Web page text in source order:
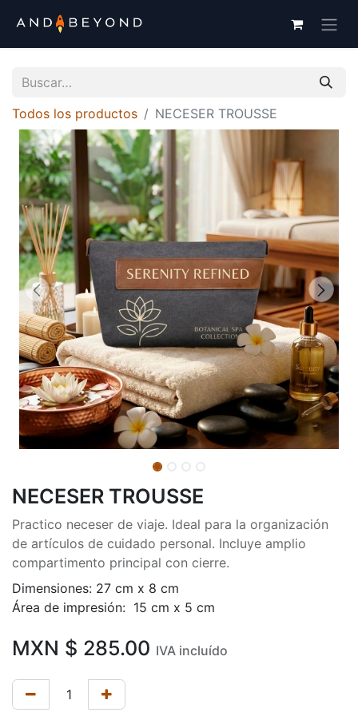
Todos los productos NECESER TROUSSE
NECESER TROUSSE
Practico neceser de viaje. Ideal para la organización
de artículos de cuidado personal. Incluye amplio
compartimento principal con cierre.
Dimensiones: 27 cm x 8 cm
Área de impresión: 15 cm x 5 cm
MXN $ 285.00 IVA incluído